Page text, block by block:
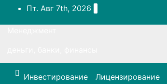
ПерейтиПт. Авг 7th, 2026
Инвестирование Лицензирование